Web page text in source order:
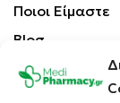
Ποιοι Είμαστε
Blog
Επικοινωνία